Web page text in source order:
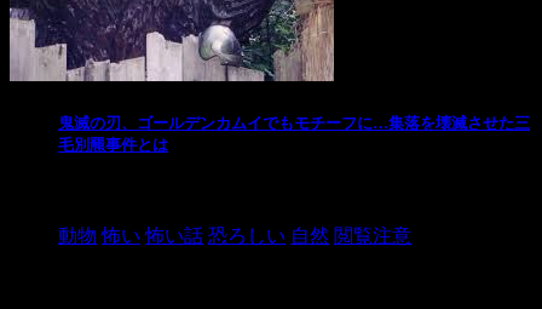
鬼滅の刃、ゴールデンカムイでもモチーフに…集落を壊滅させた三
毛別羆事件とは
動物 怖い 怖い話 恐ろしい 自然 閲覧注意